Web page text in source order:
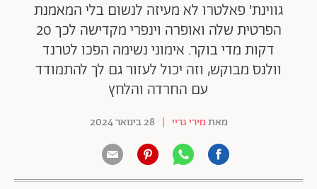
גווינת' פאלטרו לא מעיזה לנשום בלי המאמנת
הפרטית שלה ואופרה וינפרי מקדישה לכך 20
דקות מדי בוקר. אימוני נשימה הפכו לטרנד
וולנס מבוקש, וזה יכול לעזור גם לך להתמודד
עם החרדה והלחץ
מאתמירי גריי | 28 בינואר 2024